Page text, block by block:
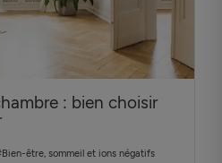
: bien choisir
être, sommeil et ions négatifs